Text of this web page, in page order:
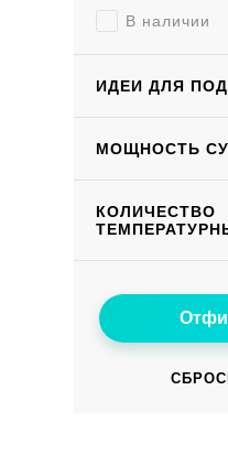
В наличии
ИДЕИ ДЛЯ
МОЩНОСТЬ
КОЛИЧЕСТВО